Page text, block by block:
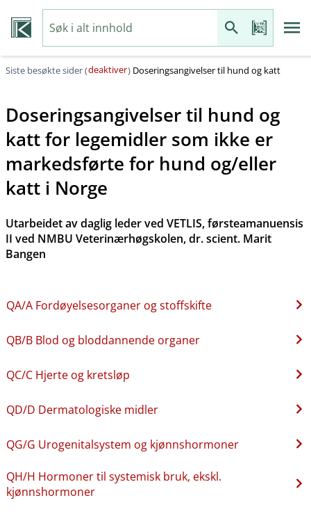
Siste besøkte sider (deaktiver) Doseringsangivelser til hund og katt
Doseringsangivelser til hund og
katt for legemidler som ikke er
markedsførte for hund og​/​eller
katt i Norge
Utarbeidet av daglig leder ved VETLIS, førsteamanuensis
II ved NMBU Veterinærhøgskolen, dr. scient. Marit
Bangen
QA​/​A Fordøyelsesorganer og stoffskifte
QB​/​B Blod og bloddannende organer
QC​/​C Hjerte og kretsløp
QD​/​D Dermatologiske midler
QG​/​G Urogenitalsystem og kjønnshormoner
QH​/​H Hormoner til systemisk bruk, ekskl.
kjønnshormoner